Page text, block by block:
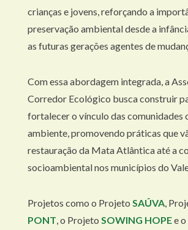
crianças e jovens, reforçando a
preservação ambiental desde a
as futuras gerações agentes de
Com essa abordagem integrada, a
Corredor Ecológico busca construir
fortalecer o vínculo das comunidades
ambiente, promovendo práticas que
restauração da Mata Atlântica até a
socioambiental nos municípios do
Projetos como o Projeto SAÚVA,
PONT, o Projeto SOWING HOPEe o